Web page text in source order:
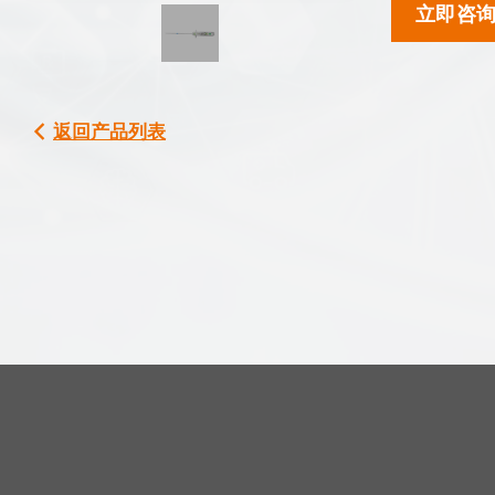
立即咨
返回产品列表